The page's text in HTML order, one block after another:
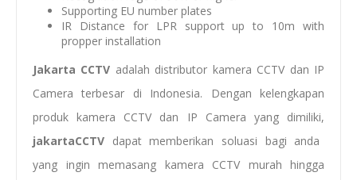
Supporting EU number plates
IR Distance for LPR support up to 10m with
propper installation
Jakarta CCTV adalah distributor kamera CCTV dan IP
Camera terbesar di Indonesia. Dengan kelengkapan
produk kamera CCTV dan IP Camera yang dimiliki,
jakartaCCTV dapat memberikan soluasi bagi anda
yang ingin memasang kamera CCTV murah hingga